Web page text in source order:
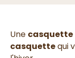
Une casquette
casquettequi